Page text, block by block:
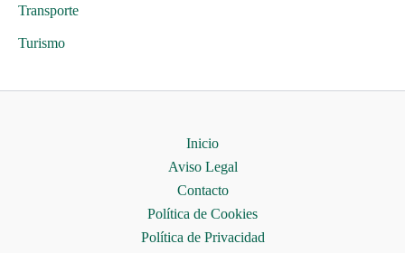
Transporte
Turismo
Inicio
Aviso Legal
Contacto
Política de Cookies
Política de Privacidad